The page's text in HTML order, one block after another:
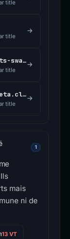
title
title
jup.ag-portal-auth-wallets-swap.cloud
title
jup.ag-swap-alpha-prod-beta.cloud
title
1
mais
ni de
13 VT